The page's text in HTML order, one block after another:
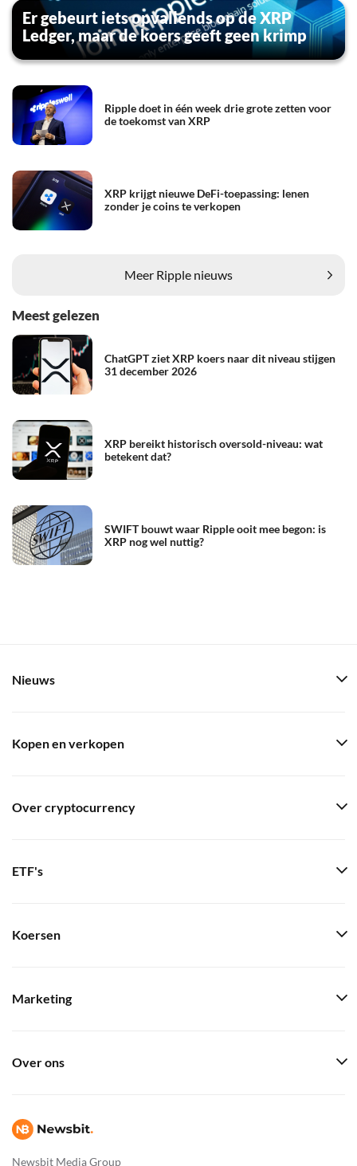
Er gebeurt iets opvallends op de XRP
Ledger, maar de koers geeft geen krimp
Ripple doet in één week drie grote zetten voor
de toekomst van XRP
XRP krijgt nieuwe DeFi-toepassing: lenen
zonder je coins te verkopen
Meer Ripple nieuws
Meest gelezen
ChatGPT ziet XRP koers naar dit niveau stijgen
31 december 2026
XRP bereikt historisch oversold-niveau: wat
betekent dat?
SWIFT bouwt waar Ripple ooit mee begon: is
XRP nog wel nuttig?
Newsbit Media Group
Nieuws
Kopen en verkopen
Over cryptocurrency
ETF's
Koersen
Marketing
Over ons